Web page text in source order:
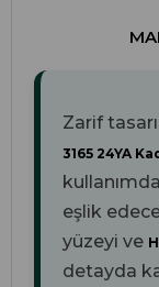
Zarif
3165 24YA
eşlik
yüzeyi ve
detayda